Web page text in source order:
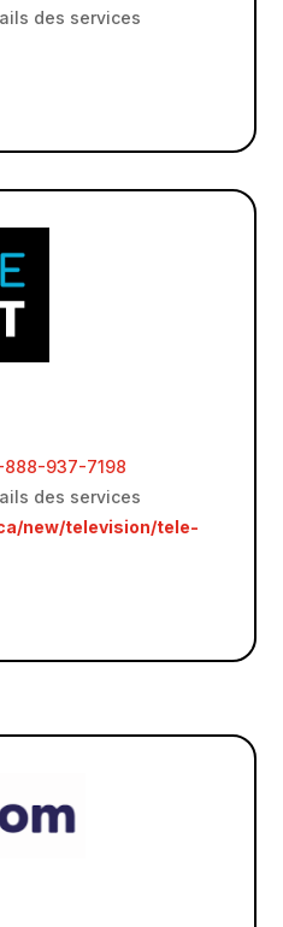
des services
888-937-7198
des services
new/television/tele-